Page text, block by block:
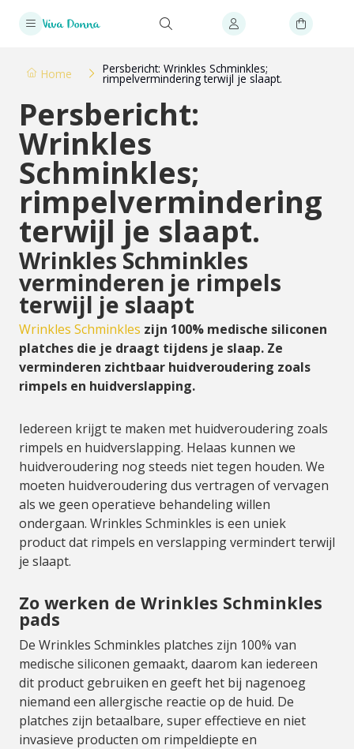
Home Persbericht: Wrinkles Schminkles;
rimpelvermindering terwijl je slaapt.
Persbericht:
Wrinkles
Schminkles;
rimpelvermindering
terwijl je slaapt.
Wrinkles Schminkles
verminderen je rimpels
terwijl je slaapt
Wrinkles Schminkles zijn 100% medische siliconen
platches die je draagt tijdens je slaap. Ze
verminderen zichtbaar huidveroudering zoals
rimpels en huidverslapping.
Iedereen krijgt te maken met huidveroudering zoals
rimpels en huidverslapping. Helaas kunnen we
huidveroudering nog steeds niet tegen houden. We
moeten huidveroudering dus vertragen of vervagen
als we geen operatieve behandeling willen
ondergaan. Wrinkles Schminkles is een uniek
product dat rimpels en verslapping vermindert terwijl
je slaapt.
Zo werken de Wrinkles Schminkles
pads
De Wrinkles Schminkles platches zijn 100% van
medische siliconen gemaakt, daarom kan iedereen
dit product gebruiken en geeft het bij nagenoeg
niemand een allergische reactie op de huid. De
platches zijn betaalbare, super effectieve en niet
invasieve producten om rimpeldiepte en